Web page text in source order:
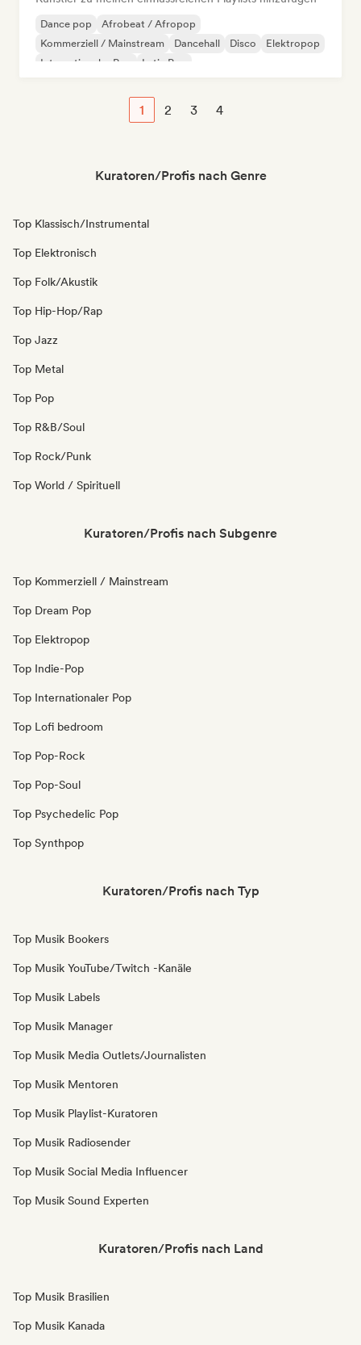
Dance pop
Afrobeat / Afropop
Kommerziell / Mainstream
Dancehall Disco
Elektropop
Internationaler Pop
Latin Pop
1 2 3 4
Kuratoren/Profis nach Genre
Top Klassisch/Instrumental
Top Elektronisch
Top Folk/Akustik
Top Hip-Hop/Rap
Top Jazz
Top Metal
Top Pop
Top R&B/Soul
Top Rock/Punk
Top World / Spirituell
Kuratoren/Profis nach Subgenre
Top Kommerziell / Mainstream
Top Dream Pop
Top Elektropop
Top Indie-Pop
Top Internationaler Pop
Top Lofi bedroom
Top Pop-Rock
Top Pop-Soul
Top Psychedelic Pop
Top Synthpop
Kuratoren/Profis nach Typ
Top Musik Bookers
Top Musik YouTube/Twitch -Kanäle
Top Musik Labels
Top Musik Manager
Top Musik Media Outlets/Journalisten
Top Musik Mentoren
Top Musik Playlist-Kuratoren
Top Musik Radiosender
Top Musik Social Media Influencer
Top Musik Sound Experten
Kuratoren/Profis nach Land
Top Musik Brasilien
Top Musik Kanada